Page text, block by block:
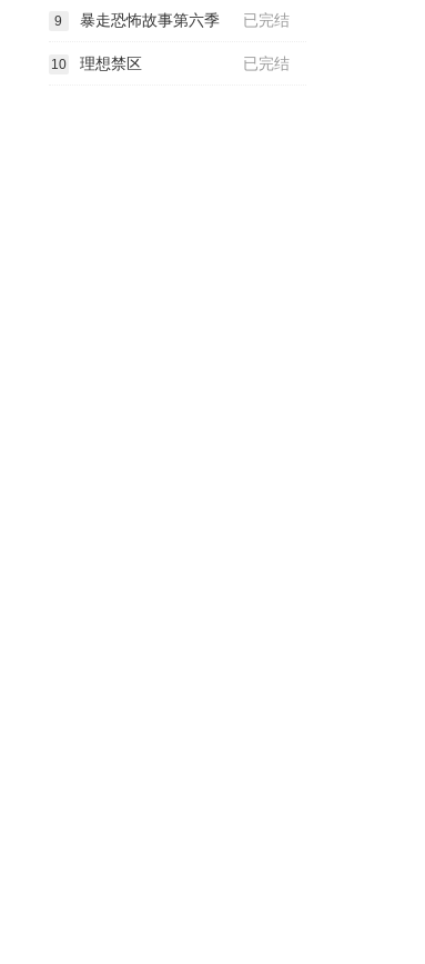
已完结
9 暴走恐怖故事第六季
已完结
10 理想禁区